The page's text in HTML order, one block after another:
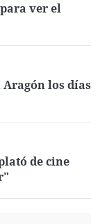
ver el
Aragón los días
de cine